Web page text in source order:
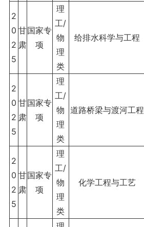
2
0
2
5
甘
肃
国家专
项
理
工/
物
理
类
给排水科学与工程
2
0
2
5
甘
肃
国家专
项
理
工/
物
理
类
道路桥梁与渡河工程
2
0
2
5
甘
肃
国家专
项
理
工/
物
理
类
化学工程与工艺